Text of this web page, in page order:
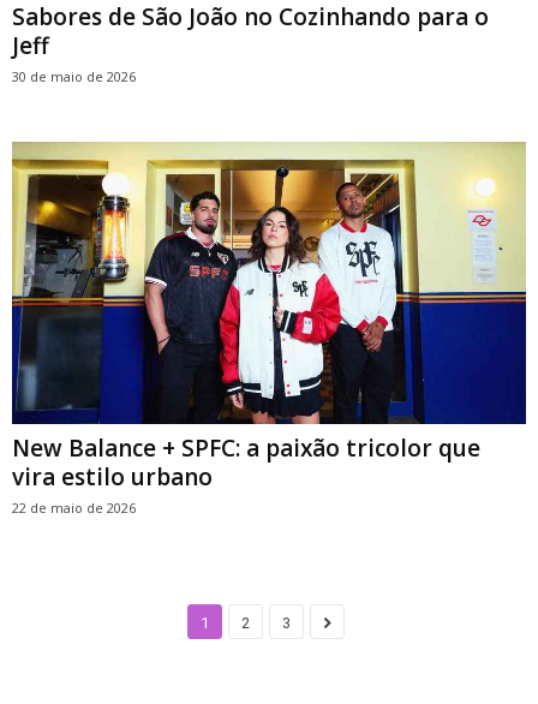
Sabores de São João no Cozinhando para o
Jeff
30 de maio de 2026
New Balance + SPFC: a paixão tricolor que
vira estilo urbano
22 de maio de 2026
1 2 3